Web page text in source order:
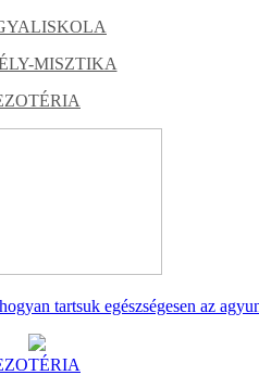
MISZTIKA
tartsuk egészségesen az